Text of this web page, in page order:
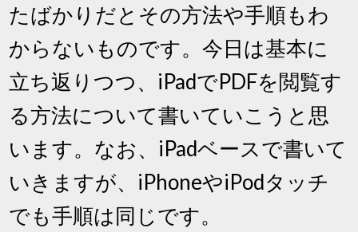
たばかりだとその方法や手順もわ
からないものです。今日は基本に
立ち返りつつ、iPadでPDFを閲覧す
る方法について書いていこうと思
います。なお、iPadベースで書いて
いきますが、iPhoneやiPodタッチ
でも手順は同じです。